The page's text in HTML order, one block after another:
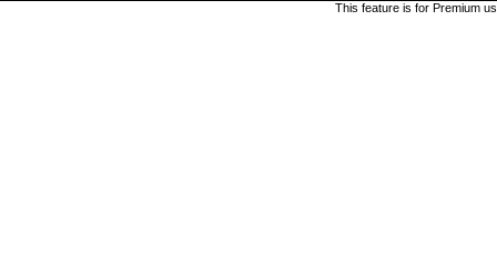
This feature is for Premium